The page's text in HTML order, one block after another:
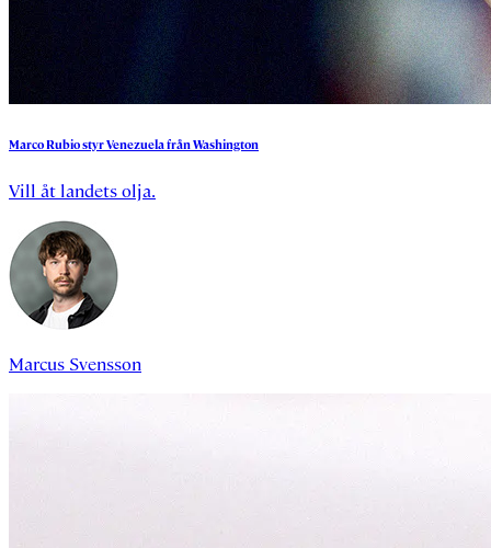
MarcoRubiostyrVenezuelafrånWashington
Vill åt landets olja.
Marcus Svensson